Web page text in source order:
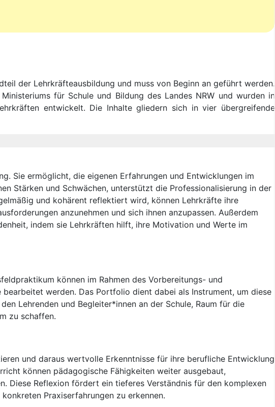
der Lehrkräfteausbildung und muss von Beginn an geführt werden.
für Schule und Bildung des Landes NRW und wurden in
entwickelt. Die Inhalte gliedern sich in vier übergreifende
Sie ermöglicht, die eigenen Erfahrungen und Entwicklungen im
Stärken und Schwächen, unterstützt die Professionalisierung in der
und kohärent reflektiert wird, können Lehrkräfte ihre
anzunehmen und sich ihnen anzupassen. Außerdem
indem sie Lehrkräften hilft, ihre Motivation und Werte im
können im Rahmen des Vorbereitungs- und
werden. Das Portfolio dient dabei als Instrument, um diese
Lehrenden und Begleiter*innen an der Schule, Raum für die
zu schaffen.
und daraus wertvolle Erkenntnisse für ihre berufliche Entwicklung
können pädagogische Fähigkeiten weiter ausgebaut,
Diese Reflexion fördert ein tieferes Verständnis für den komplexen
Praxiserfahrungen zu erkennen.